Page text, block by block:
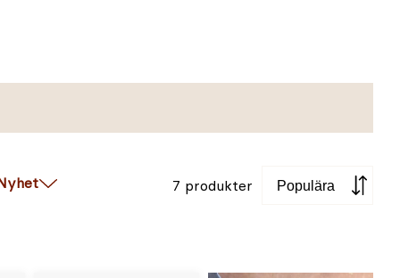
Sortera
7 produkter